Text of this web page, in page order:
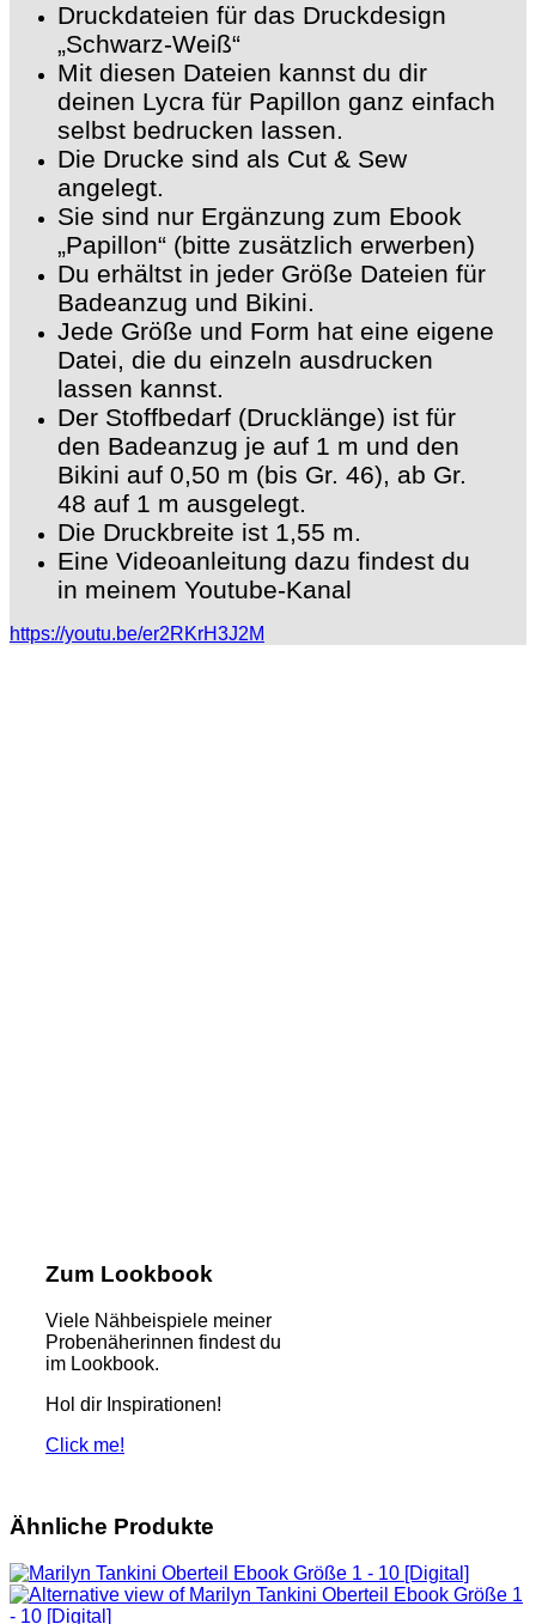
Druckdateien für das Druckdesign
„Schwarz-Weiß“
Mit diesen Dateien kannst du dir
deinen Lycra für Papillon ganz einfach
selbst bedrucken lassen.
Die Drucke sind als Cut & Sew
angelegt.
Sie sind nur Ergänzung zum Ebook
„Papillon“ (bitte zusätzlich erwerben)
Du erhältst in jeder Größe Dateien für
Badeanzug und Bikini.
Jede Größe und Form hat eine eigene
Datei, die du einzeln ausdrucken
lassen kannst.
Der Stoffbedarf (Drucklänge) ist für
den Badeanzug je auf 1 m und den
Bikini auf 0,50 m (bis Gr. 46), ab Gr.
48 auf 1 m ausgelegt.
Die Druckbreite ist 1,55 m.
Eine Videoanleitung dazu findest du
in meinem Youtube-Kanal
https://youtu.be/er2RKrH3J2M
Zum Lookbook
Viele Nähbeispiele meiner
Probenäherinnen findest du
im Lookbook.
Hol dir Inspirationen!
Click me!
Ähnliche Produkte